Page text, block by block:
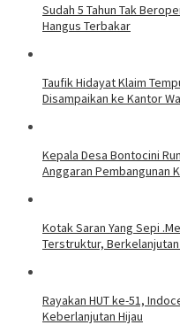
Sudah 5 Tahun Tak
Hangus Terbakar
Taufik Hidayat Klaim
Disampaikan ke Kantor
Kepala Desa Bontocini
Anggaran Pembangunan
Kotak Saran Yang Sepi
Terstruktur,
Rayakan HUT ke-51,
Keberlanjutan Hijau